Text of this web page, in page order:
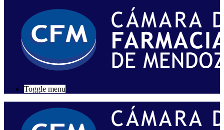
Toggle menu